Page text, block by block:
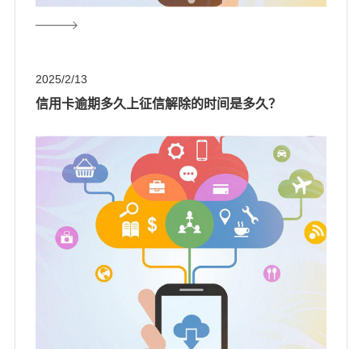
2025/2/13
信用卡逾期多久上征信解除的时间是多久？